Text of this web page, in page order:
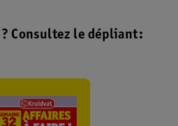
Consultez le dépliant: